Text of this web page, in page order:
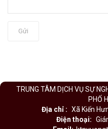
Gửi
TRUNG TÂM DỊCH VỤ SỰ
PHỐ
Địa chỉ : Xã Kiến
Điện thoại: